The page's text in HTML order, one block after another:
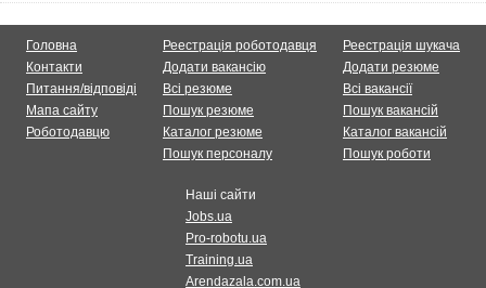
Головна
Контакти
Питання/відповіді
Мапа сайту
Роботодавцю
Реестрація роботодавця
Додати вакансію
Всі резюме
Пошук резюме
Каталог резюме
Пошук персоналу
Реестрація шукача
Додати резюме
Всі вакансії
Пошук вакансій
Каталог вакансій
Пошук роботи
Наші сайти
Jobs.ua
Pro-robotu.ua
Training.ua
Arendazala.com.ua